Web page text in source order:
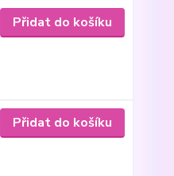
Přidat do košíku
Přidat do košíku